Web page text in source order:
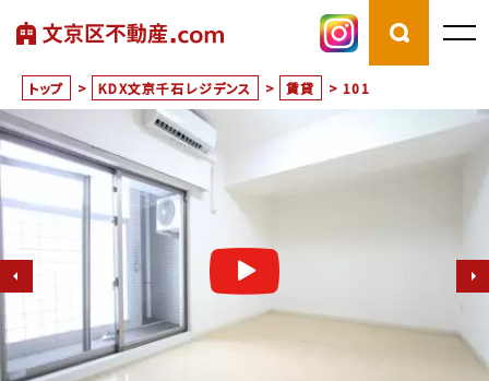
トップ > KDX文京千石レジデンス > 賃貸 > 101